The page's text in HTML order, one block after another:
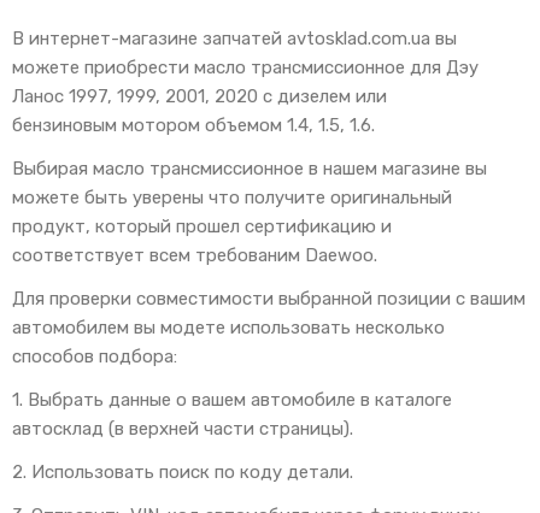
В интернет-магазине запчатей avtosklad.com.ua вы
можете приобрести масло трансмиссионное для Дэу
Ланос 1997, 1999, 2001, 2020 с дизелем или
бензиновым мотором объемом 1.4, 1.5, 1.6.
Выбирая масло трансмиссионное в нашем магазине вы
можете быть уверены что получите оригинальный
продукт, который прошел сертификацию и
соответствует всем требованим Daewoo.
Для проверки совместимости выбранной позиции с вашим
автомобилем вы модете использовать несколько
способов подбора:
1. Выбрать данные о вашем автомобиле в каталоге
автосклад (в верхней части страницы).
2. Использовать поиск по коду детали.